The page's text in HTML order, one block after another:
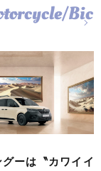
Bic
ーは〝カワイイ